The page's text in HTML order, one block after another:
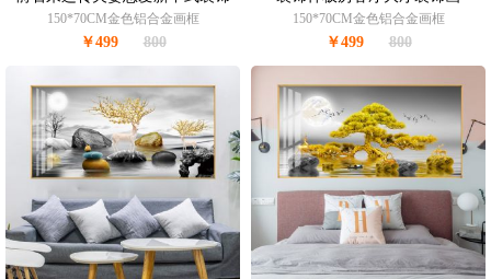
画
150*70CM金色铝合金画框
￥499 800
150*70CM金色铝合金画框
￥499 800